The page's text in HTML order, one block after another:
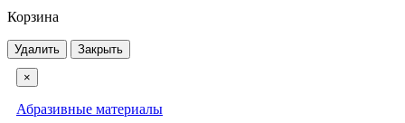
Корзина
Удалить Закрыть
×
Абразивные материалы